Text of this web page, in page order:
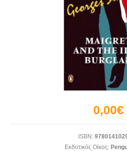
0,00€
ISBN:
Εκδοτικός Οίκος: